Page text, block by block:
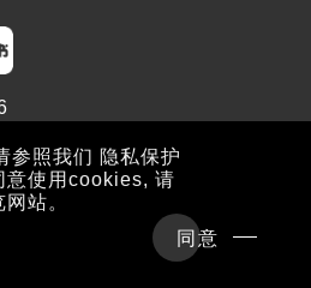
现在咨询
条款及细则
参照我们 隐私保护
意使用cookies, 请
站。
同意